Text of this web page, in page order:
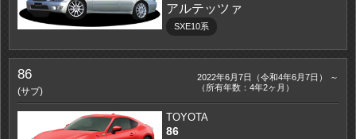
アルテッツァ
SXE10系
86
(サブ)
2022年6月7日（令和4年6月7日） ～
（所有年数：4年2ヶ月）
TOYOTA
86